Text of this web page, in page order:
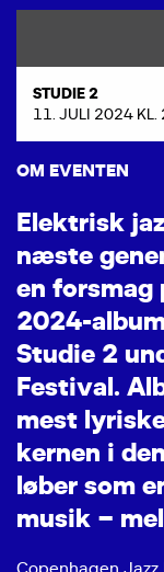
STUDIE 2
11. JULI 2024 KL.
OM EVENTEN
Elektrisk jaz
næste gene
en forsmag
2024-albu
Studie 2 un
Festival. Al
mest lyrisk
kernen i den
løber som e
musik – mel
Copenhagen